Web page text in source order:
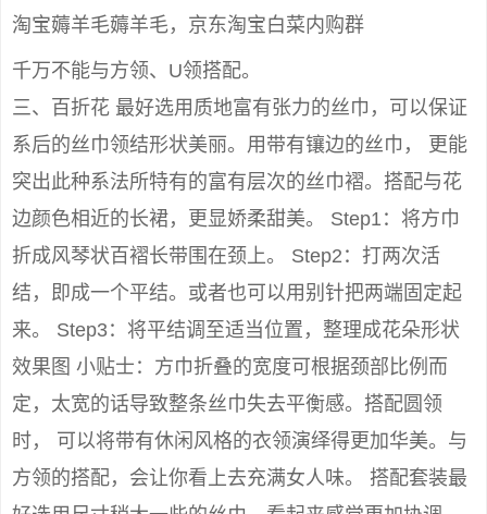
淘宝薅羊毛薅羊毛，京东淘宝白菜内购群
千万不能与方领、U领搭配。
三、百折花 最好选用质地富有张力的丝巾，可以保证
系后的丝巾领结形状美丽。用带有镶边的丝巾， 更能
突出此种系法所特有的富有层次的丝巾褶。搭配与花
边颜色相近的长裙，更显娇柔甜美。 Step1：将方巾
折成风琴状百褶长带围在颈上。 Step2：打两次活
结，即成一个平结。或者也可以用别针把两端固定起
来。 Step3：将平结调至适当位置，整理成花朵形状
效果图 小贴士：方巾折叠的宽度可根据颈部比例而
定，太宽的话导致整条丝巾失去平衡感。搭配圆领
时， 可以将带有休闲风格的衣领演绎得更加华美。与
方领的搭配，会让你看上去充满女人味。 搭配套装最